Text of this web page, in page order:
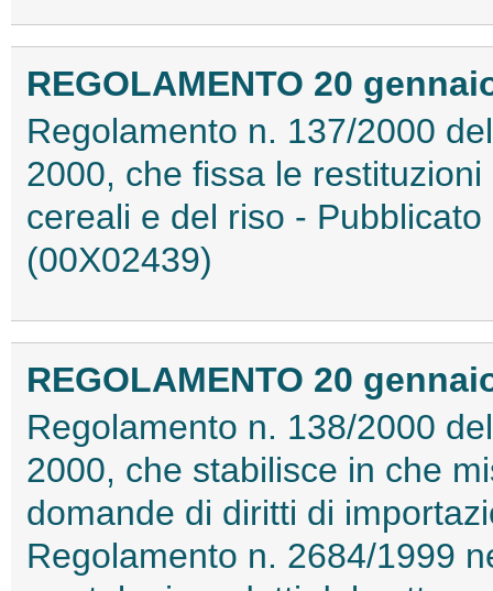
REGOLAMENTO 20
Regolamento n. 137/2000
2000, che fissa le
cereali e del riso -
(00X02439)
REGOLAMENTO 20
Regolamento n. 138/2000
2000, che stabilisce in che
domande di diritti di
Regolamento n. 2684/1999